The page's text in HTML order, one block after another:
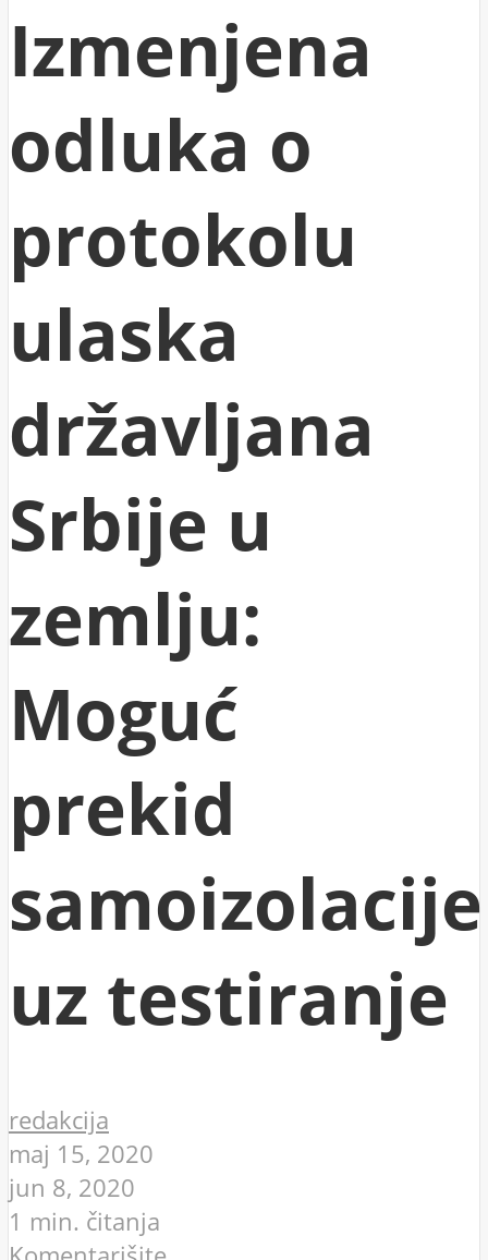
Izmenjena
odluka o
protokolu
ulaska
državljana
Srbije u
zemlju:
Moguć
prekid
samoizolacije
uz testiranje
redakcija
maj 15, 2020
jun 8, 2020
1 min. čitanja